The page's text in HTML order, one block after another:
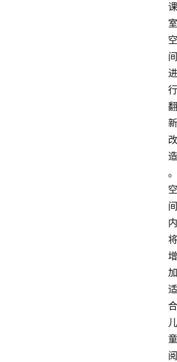
课
室
空
间
进
行
翻
新
改
造
。
空
间
内
将
增
加
适
合
儿
童
阅